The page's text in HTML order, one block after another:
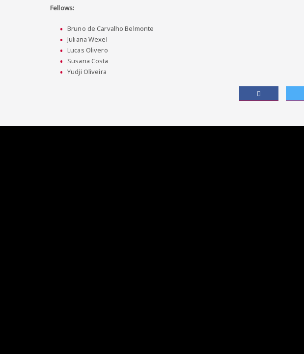
Fellows:
Bruno de Carvalho Belmonte
Juliana Wexel
Lucas Olivero
Susana Costa
Yudji Oliveira